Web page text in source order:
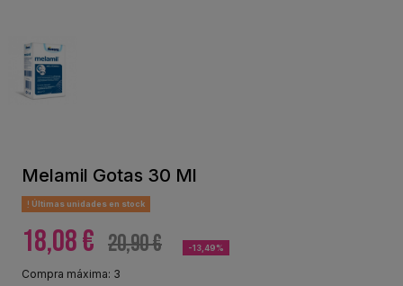
Melamil Gotas 30 Ml
Últimas unidades en stock
18,08 € 20,90 € -13,49%
Compra máxima: 3